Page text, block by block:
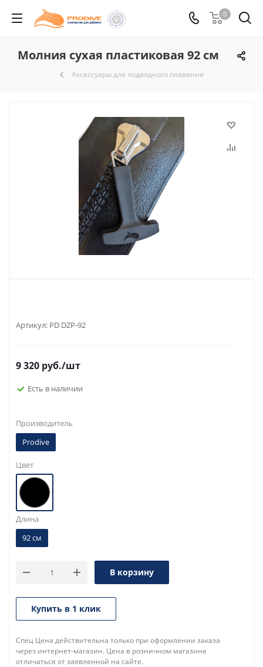
0
Молния сухая пластиковая 92 см
Аксессуары для подводного плавания
Артикул: PD DZP-92
9 320 руб./шт
Есть в наличии
Производитель
Prodive
Цвет
Длина
92 см
В корзину
Купить в 1 клик
Спец Цена действительна только при оформлении заказа
через интернет-магазин. Цена в розничном магазине
отличаться от заявленной на сайте.